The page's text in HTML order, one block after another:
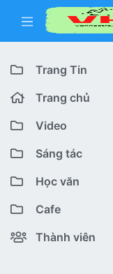
Trang Tin
Trang chủ
Diễn đàn
Bài viết mới
Có gì mới
Featured content
Bài viết mới
Video
Youtube VHT News
Youtube VHT
Tiktok
Sáng tác
Cuộc thi viết
Trại sáng tác
Liên hệ BTC
Học văn
Lớp 12
Lớp 11
Cafe
Cafe Văn chương
Thành viên